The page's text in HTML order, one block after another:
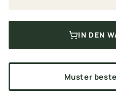
IN DEN
Muster